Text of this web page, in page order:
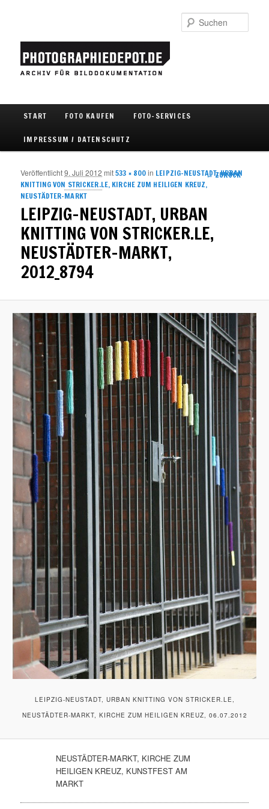
Zum Inhalt wechseln
Zum sekundären Inhalt wechseln
START FOTO KAUFEN FOTO-SERVICES
IMPRESSUM / DATENSCHUTZ
Bilder-
← ZURÜCK
LEIPZIG-NEUSTADT, URBAN
KNITTING VON STRICKER.LE,
NEUSTÄDTER-MARKT,
2012_8794
Veröffentlicht9. Juli 2012 mit533 × 800in LEIPZIG-NEUSTADT, URBAN
KNITTING VON STRICKER.LE, KIRCHE ZUM HEILIGEN KREUZ,
NEUSTÄDTER-MARKT
LEIPZIG-NEUSTADT, URBAN KNITTING VON STRICKER.LE,
NEUSTÄDTER-MARKT, KIRCHE ZUM HEILIGEN KREUZ, 06.07.2012
NEUSTÄDTER-MARKT, KIRCHE ZUM
HEILIGEN KREUZ, KUNSTFEST AM
MARKT